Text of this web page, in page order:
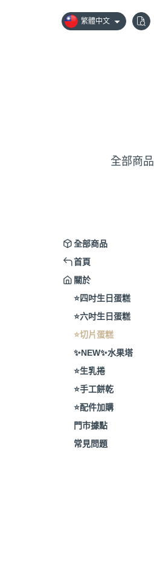
繁體中文
全部商品
全部商品
首頁
關於
⭐️四吋生日蛋糕
⭐️六吋生日蛋糕
⭐️切片蛋糕
✨NEW✨水果塔
⭐️生乳捲
⭐️手工餅乾
⭐️配件加購
門市據點
常見問題